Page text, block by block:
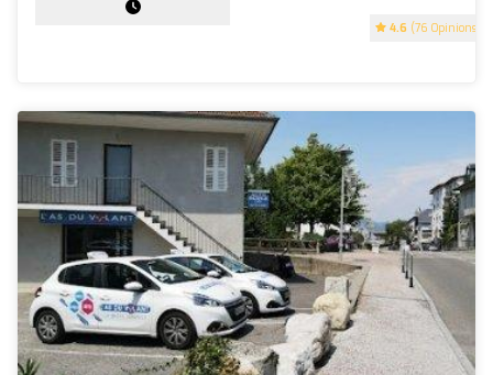
4.6 (76 Opinions)